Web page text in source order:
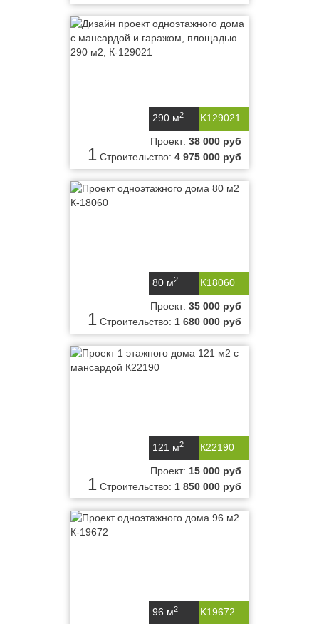
K129021
290 м2
1
Проект: 38 000 руб
Строительство: 4 975 000 руб
K18060
80 м2
1
Проект: 35 000 руб
Строительство: 1 680 000 руб
К22190
121 м2
1
Проект: 15 000 руб
Строительство: 1 850 000 руб
K19672
96 м2